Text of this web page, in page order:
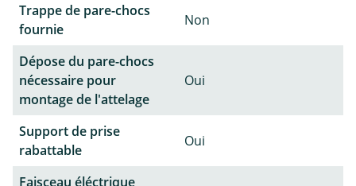
Trappe de pare-chocs
fournie
Non
Dépose du pare-chocs
nécessaire pour
montage de l'attelage
Oui
Support de prise
rabattable
Oui
Faisceau éléctrique